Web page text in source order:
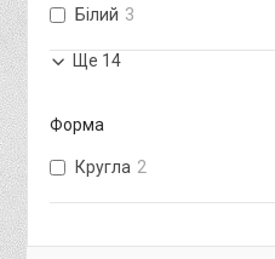
Білий 3
Ще 14
Форма
Кругла 2